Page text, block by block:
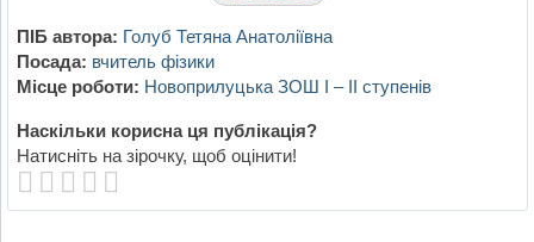
ПІБ автора: Голуб Тетяна Анатоліївна
Посада: вчитель фізики
Місце роботи: Новоприлуцька ЗОШ І – ІІ ступенів
Наскільки корисна ця публікація?
Натисніть на зірочку, щоб оцінити!